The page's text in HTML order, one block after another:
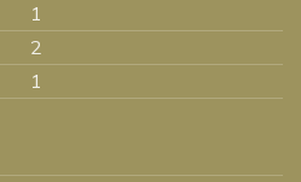
1
2
1